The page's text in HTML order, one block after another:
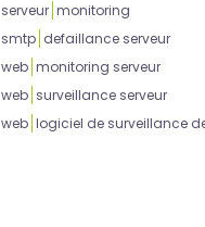
serveur monitoring
smtp defaillance serveur
web monitoring serveur
web surveillance serveur
web logiciel de surveillance